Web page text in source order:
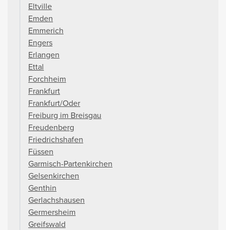
Eltville
Emden
Emmerich
Engers
Erlangen
Ettal
Forchheim
Frankfurt
Frankfurt/Oder
Freiburg im Breisgau
Freudenberg
Friedrichshafen
Füssen
Garmisch-Partenkirchen
Gelsenkirchen
Genthin
Gerlachshausen
Germersheim
Greifswald